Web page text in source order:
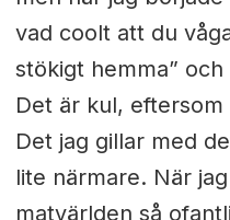
vad coolt att du
stökigt hemma” och
Det är kul,
Det jag gillar med
lite närmare. När
matvärlden så